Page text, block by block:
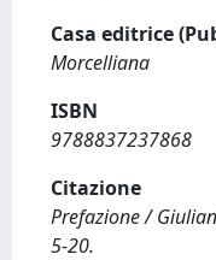
Casa editrice
Morcelliana
ISBN
9788837237868
Citazione
Prefazione /
5-20.